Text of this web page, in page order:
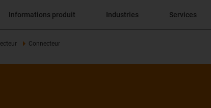
Informations produit Industries Services
Connecteur